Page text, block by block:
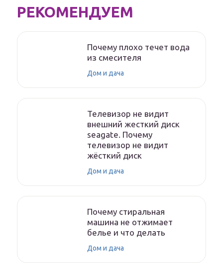
РЕКОМЕНДУЕМ
Почему плохо течет вода
из смесителя
Дом и дача
Телевизор не видит
внешний жесткий диск
seagate. Почему
телевизор не видит
жёсткий диск
Дом и дача
Почему стиральная
машина не отжимает
белье и что делать
Дом и дача